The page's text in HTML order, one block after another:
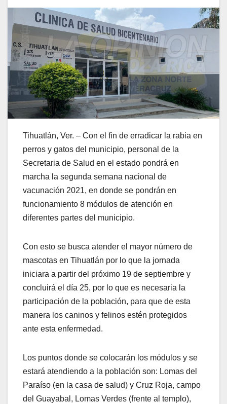
Tihuatlán, Ver. – Con el fin de erradicar la rabia en
perros y gatos del municipio, personal de la
Secretaria de Salud en el estado pondrá en
marcha la segunda semana nacional de
vacunación 2021, en donde se pondrán en
funcionamiento 8 módulos de atención en
diferentes partes del municipio.
Con esto se busca atender el mayor número de
mascotas en Tihuatlán por lo que la jornada
iniciara a partir del próximo 19 de septiembre y
concluirá el día 25, por lo que es necesaria la
participación de la población, para que de esta
manera los caninos y felinos estén protegidos
ante esta enfermedad.
Los puntos donde se colocarán los módulos y se
estará atendiendo a la población son: Lomas del
Paraíso (en la casa de salud) y Cruz Roja, campo
del Guayabal, Lomas Verdes (frente al templo),